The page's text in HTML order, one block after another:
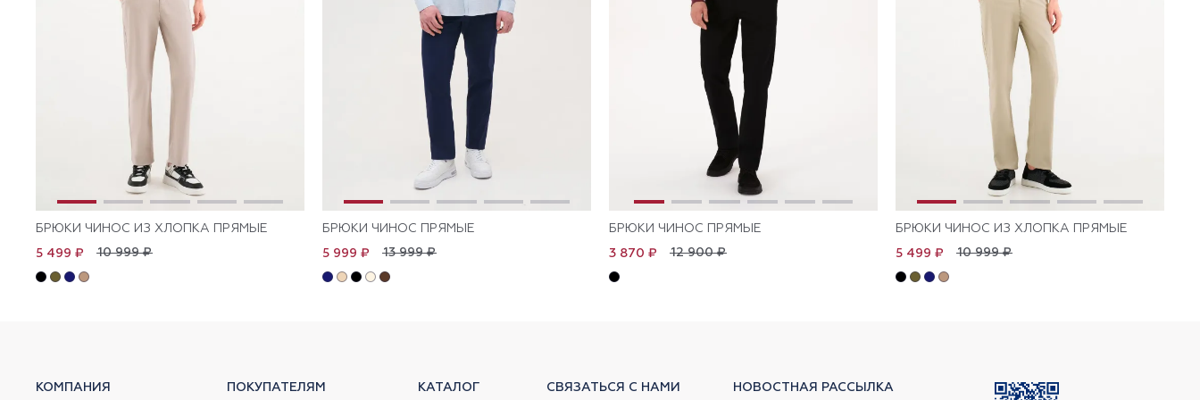
БРЮКИ ЧИНОС ИЗ ХЛОПКА ПРЯМЫЕ
10 999 ₽
5 499 ₽
БРЮКИ ЧИНОС ПРЯМЫЕ
13 999 ₽
5 999 ₽
БРЮКИ ЧИНОС ПРЯМЫЕ
12 900 ₽
3 870 ₽
БРЮКИ ЧИНОС ИЗ ХЛОПКА ПРЯМЫЕ
10 999 ₽
5 499 ₽
КОМПАНИЯ ПОКУПАТЕЛЯМ КАТАЛОГ СВЯЗАТЬСЯ С НАМИ НОВОСТНАЯ РАССЫЛКА